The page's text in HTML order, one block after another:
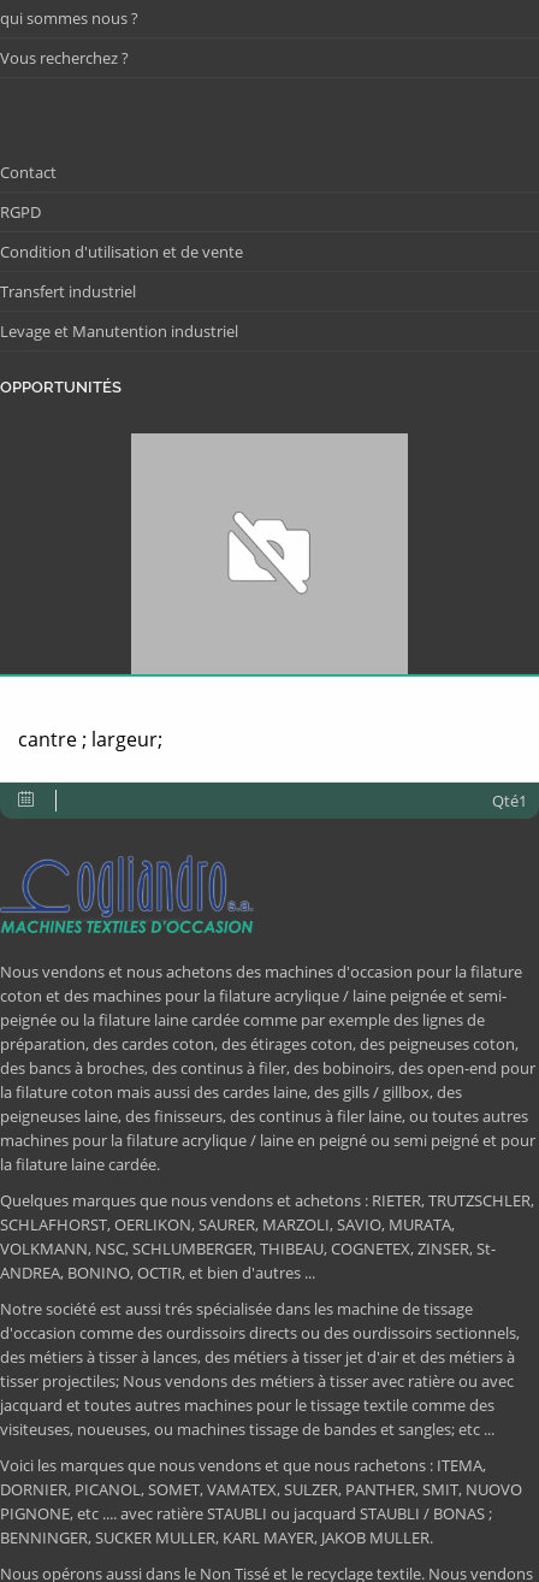
qui sommes nous ?
Vous recherchez ?
Contact
RGPD
Condition d'utilisation et de vente
Transfert industriel
Levage et Manutention industriel
OPPORTUNITÉS
cantre ; largeur;
Qté1
Nous vendons et nous achetons des machines d'occasion pour la filature
coton et des machines pour la filature acrylique / laine peignée et semi-
peignée ou la filature laine cardée comme par exemple des lignes de
préparation, des cardes coton, des étirages coton, des peigneuses coton,
des bancs à broches, des continus à filer, des bobinoirs, des open-end pour
la filature coton mais aussi des cardes laine, des gills / gillbox, des
peigneuses laine, des finisseurs, des continus à filer laine, ou toutes autres
machines pour la filature acrylique / laine en peigné ou semi peigné et pour
la filature laine cardée.
Quelques marques que nous vendons et achetons : RIETER, TRUTZSCHLER,
SCHLAFHORST, OERLIKON, SAURER, MARZOLI, SAVIO, MURATA,
VOLKMANN, NSC, SCHLUMBERGER, THIBEAU, COGNETEX, ZINSER, St-
ANDREA, BONINO, OCTIR, et bien d'autres ...
Notre société est aussi trés spécialisée dans les machine de tissage
d'occasion comme des ourdissoirs directs ou des ourdissoirs sectionnels,
des métiers à tisser à lances, des métiers à tisser jet d'air et des métiers à
tisser projectiles; Nous vendons des métiers à tisser avec ratière ou avec
jacquard et toutes autres machines pour le tissage textile comme des
visiteuses, noueuses, ou machines tissage de bandes et sangles; etc ...
Voici les marques que nous vendons et que nous rachetons : ITEMA,
DORNIER, PICANOL, SOMET, VAMATEX, SULZER, PANTHER, SMIT, NUOVO
PIGNONE, etc .... avec ratière STAUBLI ou jacquard STAUBLI / BONAS ;
BENNINGER, SUCKER MULLER, KARL MAYER, JAKOB MULLER.
Nous opérons aussi dans le Non Tissé et le recyclage textile. Nous vendons